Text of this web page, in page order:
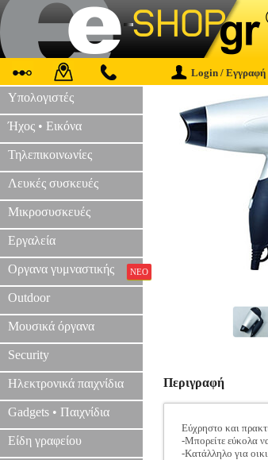
Login / Εγγραφή
Υπολογιστές
Ήχος • Εικόνα
Τηλεπικοινωνίες
Λευκές συσκευές
Μικροσυσκευές
Εργαλεία
Οργανα γυμναστικής ΝΕΟ
Outdoor
Μουσικά όργανα
Security
Ηλεκτρονικά παιχνίδια
Gadgets • Παιχνίδια
Είδη γραφείου
Περιγραφή
Εύχρηστο και
-Μπορείτε εύκολα
-Κατάλληλο για